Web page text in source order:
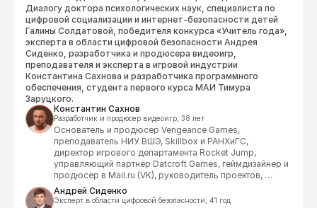
Диалогу доктора психологических наук, специалиста по
цифровой социализации и интернет-безопасности детей
Галины Солдатовой, победителя конкурса «Учитель года»,
эксперта в области цифровой безопасности Андрея
Сиденко, разработчика и продюсера видеоигр,
преподавателя и эксперта в игровой индустрии
Константина Сахнова и разработчика программного
обеспечения, студента первого курса МАИ Тимура
Заруцкого.
Константин Сахнов
Разработчик и продюсер видеоигр, 38 лет
Основатель и продюсер Vengeance Games,
преподаватель НИУ ВШЭ, Skillbox и РАНХиГС,
директор игрового департамента Rocket Jump,
управляющий партнёр Datcroft Games, геймдизайнер и
продюсер в Mail.ru (VK), руководитель проектов,
эксперт инвестиционного фонда «Сколково», научный
руководитель программы «Менеджмент игровых
Андрей Сиденко
Эксперт в области цифровой безопасности, 41 год